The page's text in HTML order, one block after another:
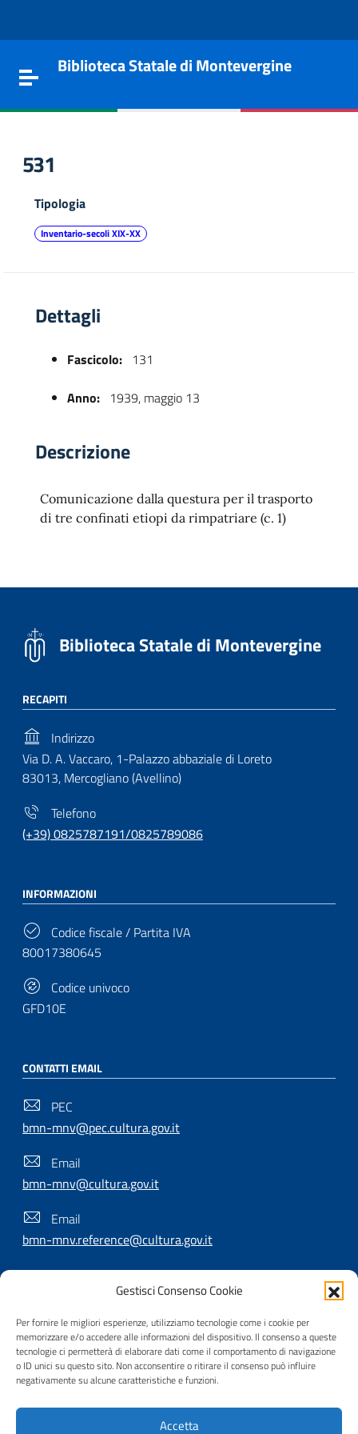
Gestisci Consenso Cookie
Per fornire le migliori esperienze, utilizziamo tecnologie come i cookie per
memorizzare e/o accedere alle informazioni del dispositivo. Il consenso a queste
tecnologie ci permetterà di elaborare dati come il comportamento di navigazione
o ID unici su questo sito. Non acconsentire o ritirare il consenso può influire
negativamente su alcune caratteristiche e funzioni.
Accetta
Toggle navigation
Biblioteca Statale di Montevergine
531
Tipologia
Inventario-secoli XIX-XX
Dettagli
Fascicolo: 131
Anno: 1939, maggio 13
Descrizione
Comunicazione dalla questura per il trasporto
di tre confinati etiopi da rimpatriare (c. 1)
Biblioteca Statale di Montevergine
RECAPITI
Indirizzo
Via D. A. Vaccaro, 1-Palazzo abbaziale di Loreto
83013, Mercogliano (Avellino)
Telefono
(+39) 0825787191/0825789086
INFORMAZIONI
Codice fiscale / Partita IVA
80017380645
Codice univoco
GFD10E
CONTATTI EMAIL
PEC
bmn-mnv@pec.cultura.gov.it
Email
bmn-mnv@cultura.gov.it
Email
bmn-mnv.reference@cultura.gov.it
Useful Links Section
Privacy | Cookie policy | Contatti |
accessibilità | Crediti | Nota di copyright | Realizzato da